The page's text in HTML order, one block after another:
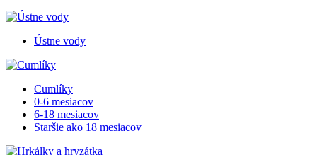
Ústne vody
Cumlíky
0-6 mesiacov
6-18 mesiacov
Staršie ako 18 mesiacov